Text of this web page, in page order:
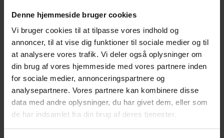
Denne hjemmeside bruger cookies
Vi bruger cookies til at tilpasse vores indhold og
annoncer, til at vise dig funktioner til sociale medier og til
at analysere vores trafik. Vi deler også oplysninger om
din brug af vores hjemmeside med vores partnere inden
for sociale medier, annonceringspartnere og
analysepartnere. Vores partnere kan kombinere disse
data med andre oplysninger, du har givet dem, eller som
de har indsamlet fra din brug af deres tjenester.